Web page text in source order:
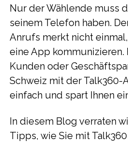
Nur der Wählende muss
seinem Telefon haben.
Anrufs merkt nicht
eine App kommunizieren.
Kunden oder
Schweiz mit der Talk360-
einfach und spart Ihnen
In diesem Blog verraten
Tipps, wie Sie mit